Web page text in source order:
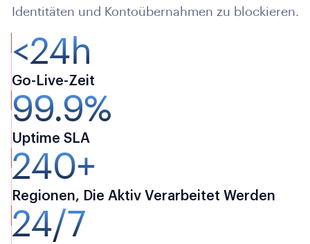
Identitäten und Kontoübernahmen zu blockieren.
<24h
Go-Live-Zeit
99.9%
Uptime SLA
240+
Regionen, Die Aktiv Verarbeitet Werden
24/7